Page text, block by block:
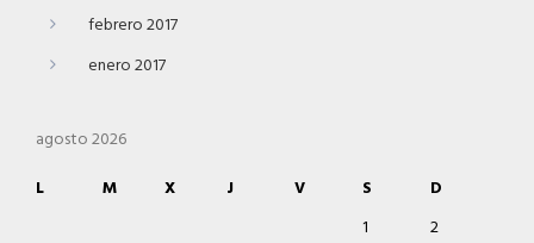
febrero 2017
enero 2017
agosto 2026
L
M X J V S
D
1
2